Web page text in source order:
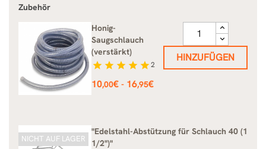
Zubehör
Honig-
Saugschlauch
(verstärkt)
star star star star star2
Preis
10,00€ - 16,95€
HINZUFÜGEN
"Edelstahl-Abstützung für Schlauch 40 (1
1/2")"
NICHT AUF LAGER